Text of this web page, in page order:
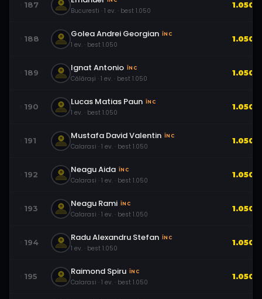
187
Bucuresti · 1 ev. · best 1.050
1.050
188 Golea Andrei Georgian ÎNC
1 ev. · best 1.050
1.050
189 Ignat Antonio ÎNC
Călărași · 1 ev. · best 1.050
1.050
190 Lucas Matias Paun ÎNC
1 ev. · best 1.050
1.050
191 Mustafa David Valentin ÎNC
Calarasi · 1 ev. · best 1.050
1.050
192 Neagu Aida ÎNC
Calarasi · 1 ev. · best 1.050
1.050
193 Neagu Rami ÎNC
Calarasi · 1 ev. · best 1.050
1.050
194 Radu Alexandru Stefan ÎNC
1 ev. · best 1.050
1.050
195 Raimond Spiru ÎNC
Calarasi · 1 ev. · best 1.050
1.050